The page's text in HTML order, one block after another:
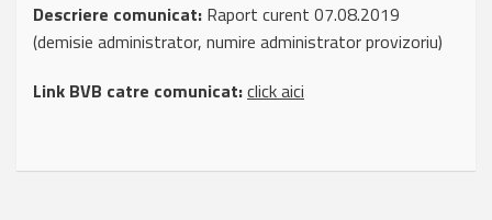
Descriere comunicat: Raport curent 07.08.2019
(demisie administrator, numire administrator provizoriu)
Link BVB catre comunicat:click aici